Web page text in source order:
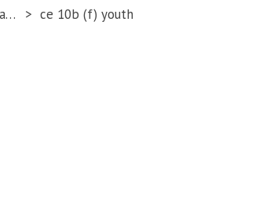
spanish open 2024 - guadalajara ce 10b (f) youth